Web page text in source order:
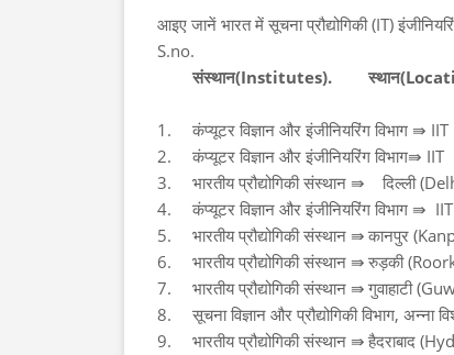
आइए जानें भारत में सूचना प्रौद्योगिकी (IT)
S.no.
संस्थान(Institutes).
1. कंप्यूटर विज्ञान और इंजीनियरिंग विभाग ⇛ IIT
2.
कंप्यूटर विज्ञान और इंजीनियरिंग विभाग⇛ IIT
3.
भारतीय प्रौद्योगिकी संस्थान ⇛ दिल्ली
4.
कंप्यूटर विज्ञान और इंजीनियरिंग विभाग ⇛
5.
भारतीय प्रौद्योगिकी संस्थान ⇛ कानपुर
6.
भारतीय प्रौद्योगिकी संस्थान ⇛ रुड़की
7.
भारतीय प्रौद्योगिकी संस्थान ⇛ गुवाहाटी
8.
सूचना विज्ञान और प्रौद्योगिकी विभाग, अन्ना
9.
भारतीय प्रौद्योगिकी संस्थान ⇛ हैदराबाद